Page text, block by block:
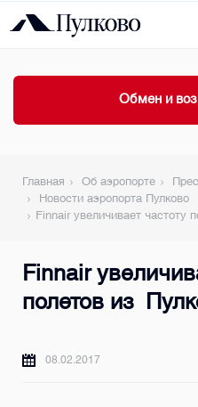
Обмен и
Главная Об аэропорте
Новости аэропорта Пулково
Finnair увеличивает частоту
Finnair
полетов из
08.02.2017